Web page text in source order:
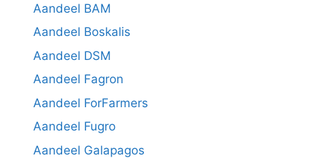
Aandeel BAM
Aandeel Boskalis
Aandeel DSM
Aandeel Fagron
Aandeel ForFarmers
Aandeel Fugro
Aandeel Galapagos